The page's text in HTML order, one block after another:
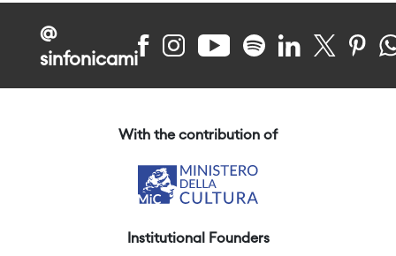
@
sinfonicami
With the contribution of
Institutional Founders